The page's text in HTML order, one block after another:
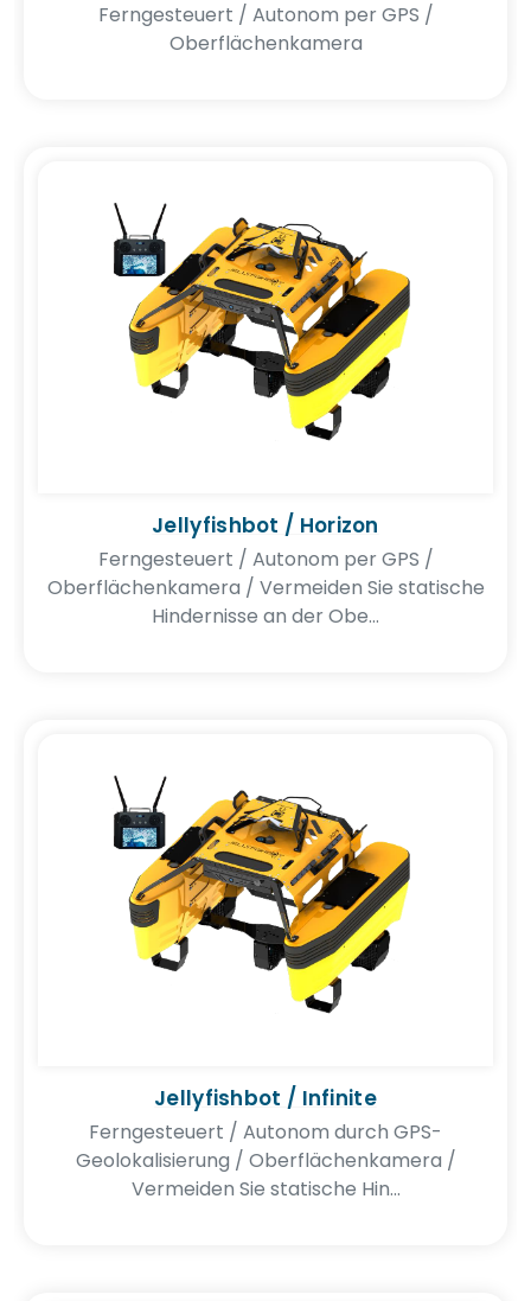
Ferngesteuert / Autonom per GPS /
Oberflächenkamera
Jellyfishbot / Horizon
Ferngesteuert / Autonom per GPS /
Oberflächenkamera / Vermeiden Sie statische
Hindernisse an der Obe...
Jellyfishbot / Infinite
Ferngesteuert / Autonom durch GPS-
Geolokalisierung / Oberflächenkamera /
Vermeiden Sie statische Hin...